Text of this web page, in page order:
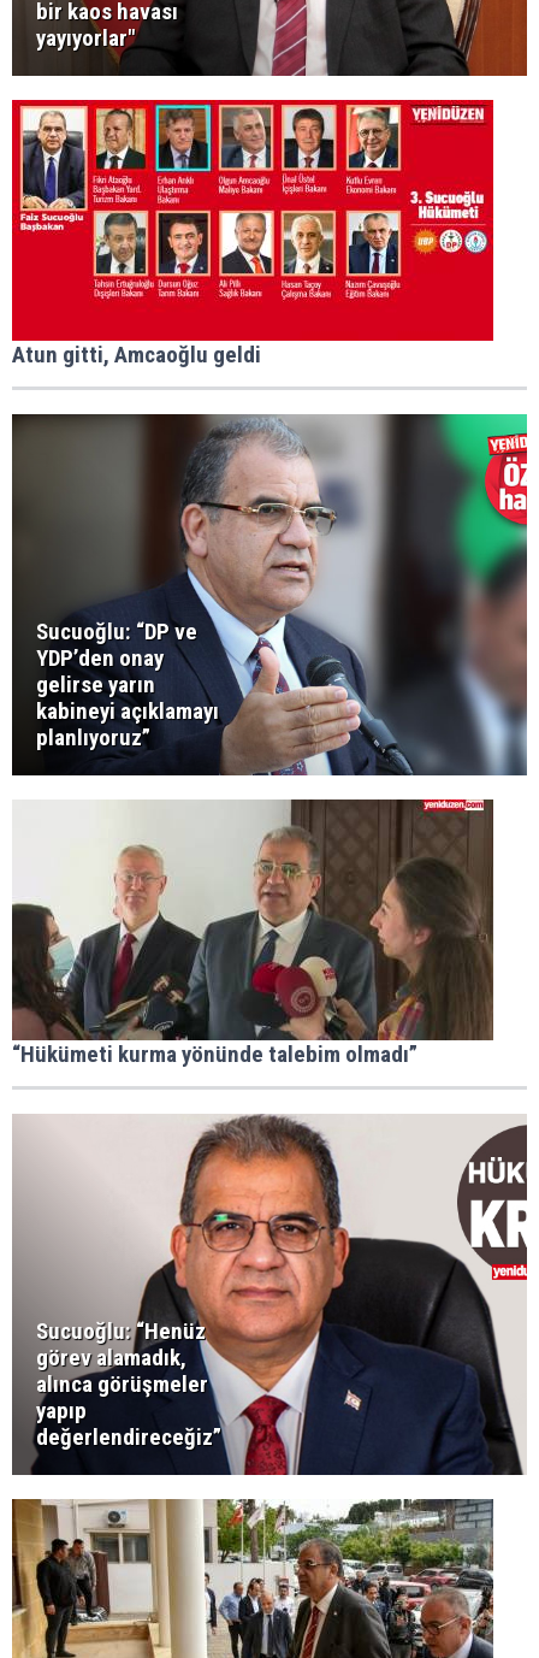
bir kaos havası
yayıyorlar"
Atun gitti, Amcaoğlu geldi
Sucuoğlu: “DP ve
YDP’den onay
gelirse yarın
kabineyi açıklamayı
planlıyoruz”
“Hükümeti kurma yönünde talebim olmadı”
Sucuoğlu: “Henüz
görev alamadık,
alınca görüşmeler
yapıp
değerlendireceğiz”